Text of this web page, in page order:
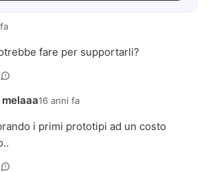
fare per supportarli?
16 anni fa
i primi prototipi ad un costo